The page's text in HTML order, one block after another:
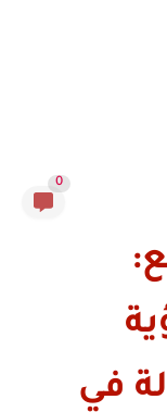
0
في